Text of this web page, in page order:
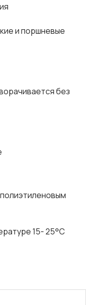
и поршневые
без
15- 25°C